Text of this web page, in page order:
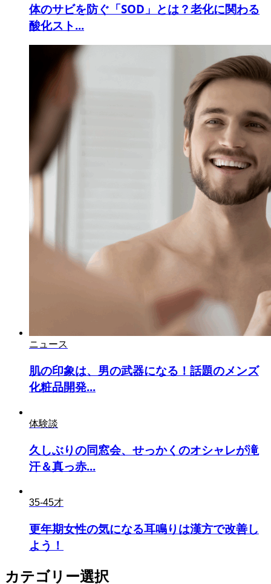
体のサビを防ぐ「SOD」とは？老化に関わる
酸化スト...
ニュース
肌の印象は、男の武器になる！話題のメンズ
化粧品開発...
体験談
久しぶりの同窓会、せっかくのオシャレが滝
汗＆真っ赤...
35-45才
更年期女性の気になる耳鳴りは漢方で改善し
よう！
カテゴリー選択